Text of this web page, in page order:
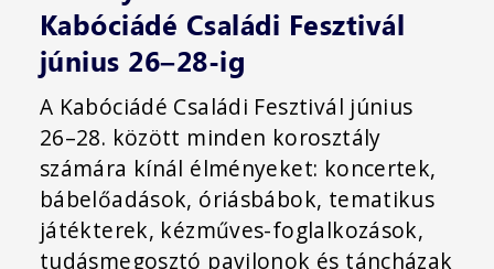
Kabóciádé Családi Fesztivál
június 26–28-ig
A Kabóciádé Családi Fesztivál június
26–28. között minden korosztály
számára kínál élményeket: koncertek,
bábelőadások, óriásbábok, tematikus
játékterek, kézműves-foglalkozások,
tudásmegosztó pavilonok és táncházak